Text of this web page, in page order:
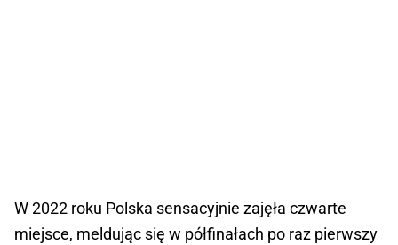
W 2022 roku Polska sensacyjnie zajęła czwarte
miejsce, meldując się w półfinałach po raz pierwszy